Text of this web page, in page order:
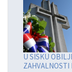
U SISKU
ZAHVALNOSTI